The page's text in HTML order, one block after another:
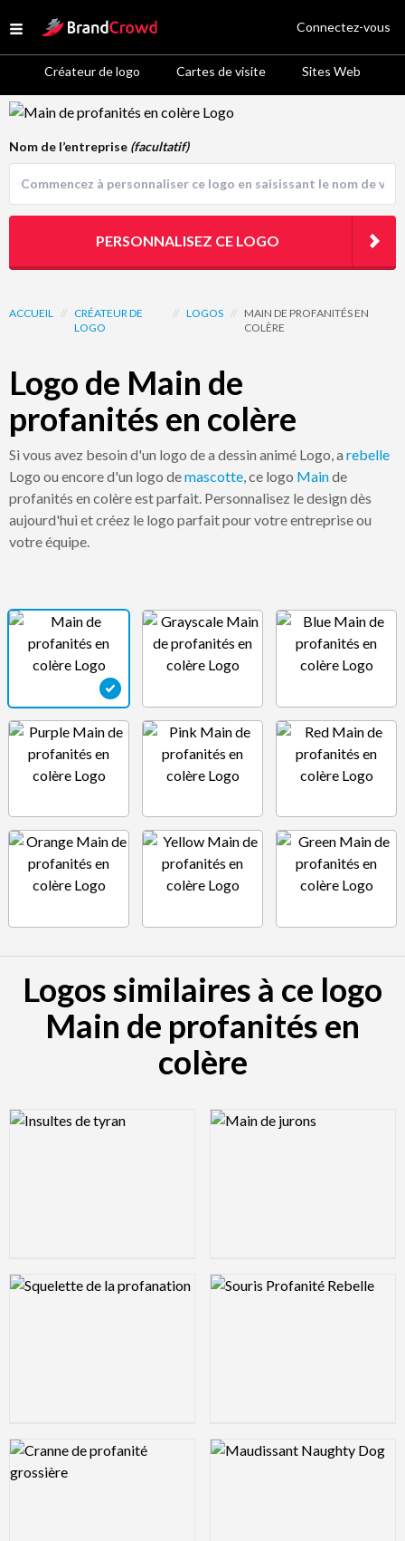
Open menu
Site Logo
Créateur de logo Cartes de visite Sites Web
Connectez-vous
Logo Template Preview
ACCUEIL // CRÉATEUR DE
LOGO
// LOGOS //
MAIN DE PROFANITÉS EN
COLÈRE
Logo de Main de
profanités en colère
Si vous avez besoin d'un logo de a dessin animé Logo, a rebelle
Logo ou encore d'un logo demascotte, ce logo Mainde
profanités en colère est parfait. Personnalisez le design dès
aujourd'hui et créez le logo parfait pour votre entreprise ou
votre équipe.
Nom de l’entreprise (facultatif)
PERSONNALISEZ CE LOGO
Logos similaires à ce logo
Main de profanités en
colère
Logo Preview Image Logo Preview Image
Logo Preview Image Logo Preview Image
Logo Preview Image Logo Preview Image